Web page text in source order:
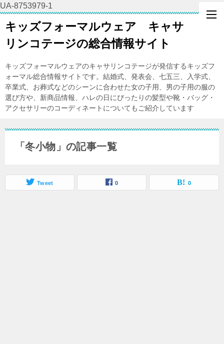
UA-8753979-1
キッズフォーマルウェア キャサ
リンコテージの総合情報サイト
キッズフォーマルウェアのキャサリンコテージが発信するキッズフ
ォーマル総合情報サイトです。結婚式、発表会、七五三、入学式、
卒業式、お葬式などのシーンに合わせた女の子用、男の子用の服の
選び方や、新商品情報、ハレの日にぴったりの髪型や靴・バッグ・
アクセサリーのコーディネートについてもご紹介しています
「冬小物」の記事一覧
Tweet 0 0